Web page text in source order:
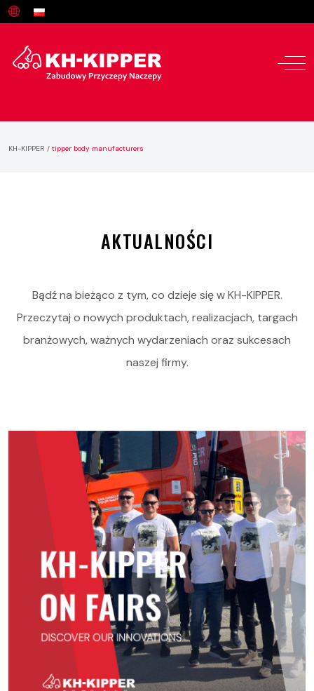
KH-KIPPER / tipper body manufacturers
AKTUALNOŚCI
Bądź na bieżąco z tym, co dzieje się w KH-KIPPER.
Przeczytaj o nowych produktach, realizacjach, targach
branżowych, ważnych wydarzeniach oraz sukcesach
naszej firmy.